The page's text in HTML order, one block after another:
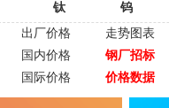
钛 钨
出厂价格
走势图表
国内价格
钢厂招标
国际价格
价格数据